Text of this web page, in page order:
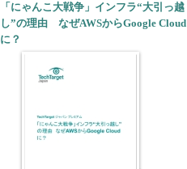
「にゃんこ大戦争」インフラ“大引っ越
し”の理由 なぜAWSからGoogle Cloud
に？